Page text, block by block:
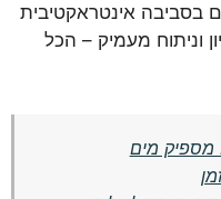
בסביבה אינטראקטיבית
וניתוח מעמיק – הכל
מים